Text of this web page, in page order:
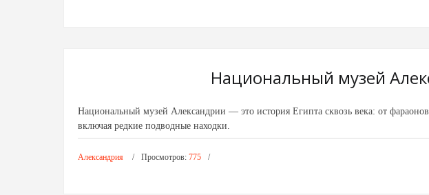
Национальный музей
Национальный музей Александрии — это история Египта сквозь века: от
включая редкие подводные находки.
Александрия Просмотров: 775